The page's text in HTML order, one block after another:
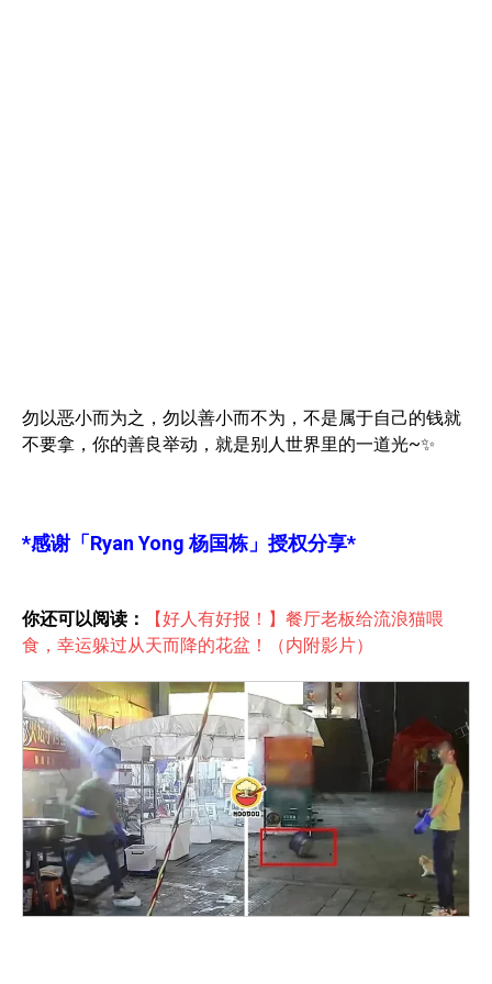
勿以恶小而为之，勿以善小而不为，不是属于自己的钱就
不要拿，你的善良举动，就是别人世界里的一道光~✨
*感谢 「Ryan Yong 杨国栋」 授权分享*
你还可以阅读：
【好人有好报！】餐厅老板给流浪猫喂
食，幸运躲过从天而降的花盆！（内附影片）